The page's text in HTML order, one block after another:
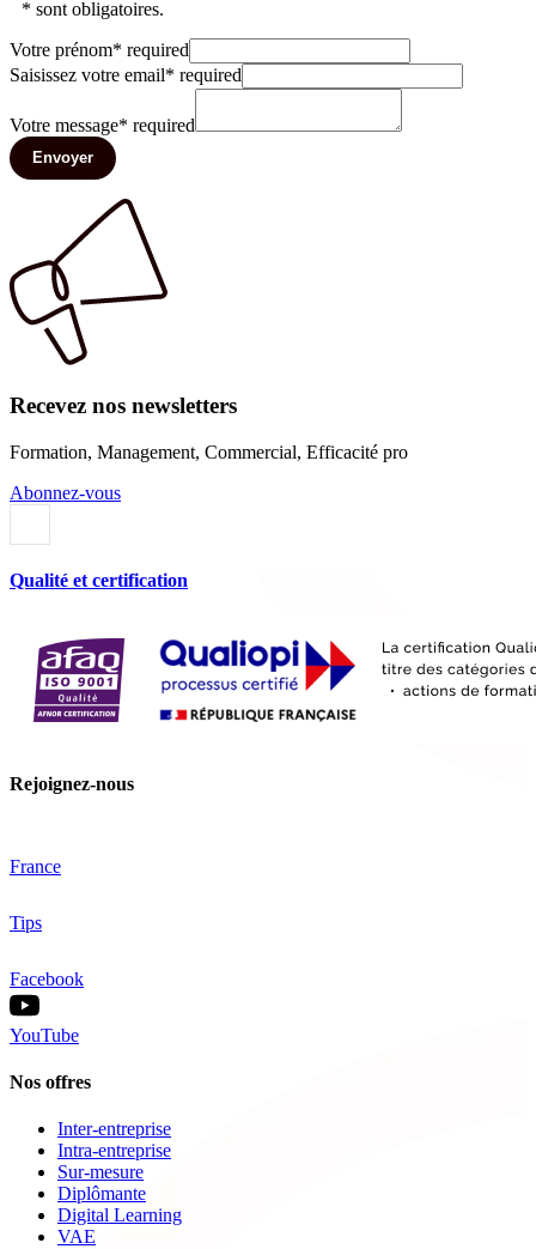
* sont obligatoires.
Votre prénom* required
Saisissez votre email* required
Votre message* required
Envoyer
Recevez nos newsletters
Formation, Management, Commercial, Efficacité pro
Abonnez-vous
Qualité et certification
Rejoignez-nous
France
Tips
Facebook
YouTube
Nos offres
Inter-entreprise
Intra-entreprise
Sur-mesure
Diplômante
Digital Learning
VAE